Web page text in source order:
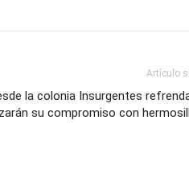
Artículo
la colonia Insurgentes
su compromiso con